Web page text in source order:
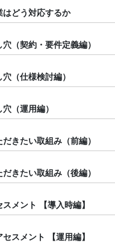
はどう対応するか
（契約・要件定義編）
（仕様検討編）
（運用編）
きたい取組み（前編）
きたい取組み（後編）
メント 【導入時編】
スメント 【運用編】